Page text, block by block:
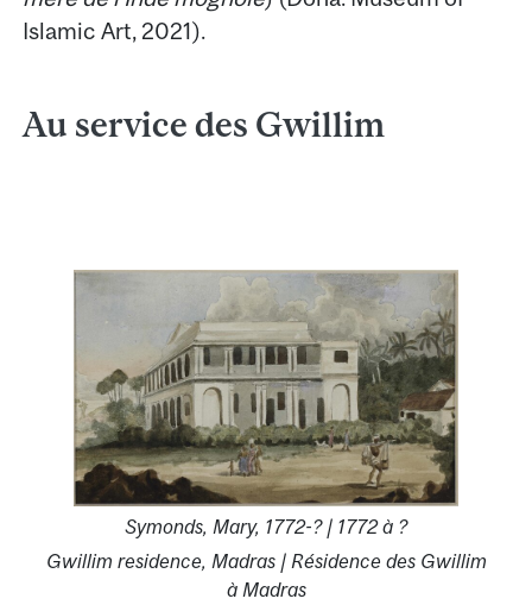
Islamic Art, 2021).
Au service des Gwillim
Symonds, Mary, 1772-? | 1772 à ?
Gwillim residence, Madras | Résidence des Gwillim
à Madras